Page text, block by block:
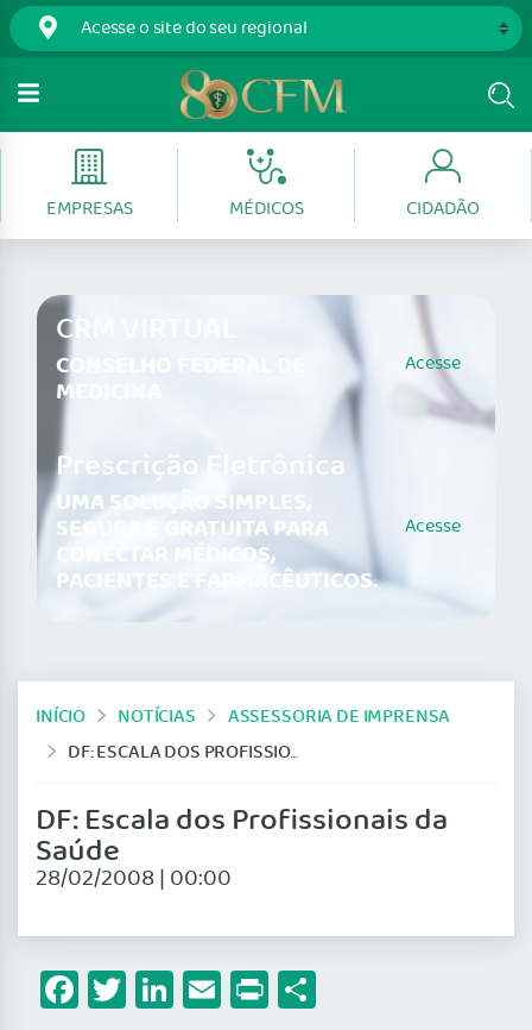
EMPRESAS MÉDICOS CIDADÃO
CRM VIRTUAL
CONSELHO FEDERAL DE
MEDICINA
Acesse
Prescrição Eletrônica
UMA SOLUÇÃO SIMPLES,
SEGURA E GRATUITA PARA
CONECTAR MÉDICOS,
PACIENTES E FARMACÊUTICOS.
Acesse
INÍCIO NOTÍCIAS
ASSESSORIA DE IMPRENSA
DF: ESCALA DOS PROFISSIONAIS DA SAÚDE
DF: Escala dos Profissionais da
Saúde
28/02/2008 | 00:00
Facebook
Twitter
LinkedIn
Email
Print